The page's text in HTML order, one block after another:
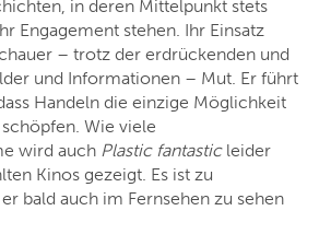
in deren Mittelpunkt stets
Engagement stehen. Ihr Einsatz
– trotz der erdrückenden und
und Informationen – Mut. Er führt
Handeln die einzige Möglichkeit
Wie viele
wird auch Plastic fantasticleider
Kinos gezeigt. Es ist zu
bald auch im Fernsehen zu sehen